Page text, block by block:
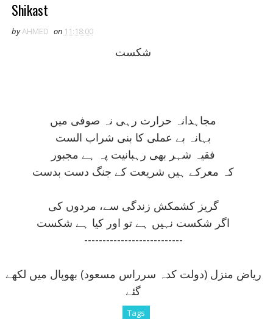
Zarb e Kaleem
Shikast
byAHMED on 11:18:00
شکست
مجاہدانہ حرارت رہی نہ صوفی ميں
بہانہ بے عملی کا بنی شراب الست
فقيہ شہر بھی رہبانيت پہ ہے مجبور
کہ معرکے ہيں شريعت کے جنگ دست بدست
گريز کشمکش زندگی سے، مردوں کی
اگر شکست نہيں ہے تو اور کيا ہے شکست
---------------------------
رياض منزل (دولت کدہ سرراس مسعود) بھوپال ميں لکھے
گئے
Tags